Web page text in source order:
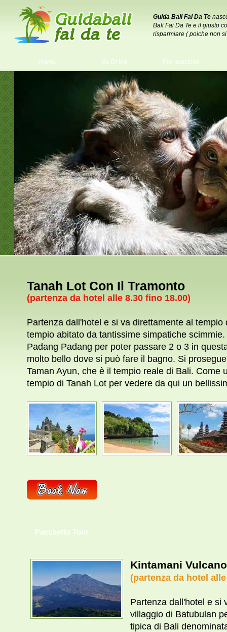
Guida Bali Fai Da Te
Bali Fai Da Te e il giusto
risparmiare ( poiche non
Home Su Di Me Prenotazione
Tanah Lot Con Il Tramonto
(partenza da hotel alle 8.30 fino 18.00)
Partenza dall'hotel e si va direttamente al tempio
tempio abitato da tantissime simpatiche
Padang Padang per poter passare 2 o 3 in
molto bello dove si può fare il bagno. Si
Taman Ayun, che è il tempio reale di Bali. Come
tempio di Tanah Lot per vedere da qui un
Pacchetto Tour
Kintamani
(partenza da hotel
Partenza dall'hotel e si
villaggio di Batubulan
tipica di Bali